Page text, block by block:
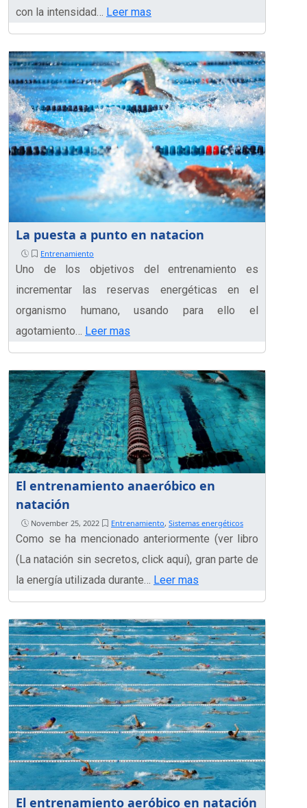
con la intensidad… Leer mas
La puesta a punto en natacion
Entrenamiento
Uno de los objetivos del entrenamiento es
incrementar las reservas energéticas en el
organismo humano, usando para ello el
agotamiento… Leer mas
El entrenamiento anaeróbico en
natación
November 25, 2022 Entrenamiento, Sistemas energéticos
Como se ha mencionado anteriormente (ver libro
(La natación sin secretos, click aqui), gran parte de
la energía utilizada durante… Leer mas
El entrenamiento aeróbico en natación